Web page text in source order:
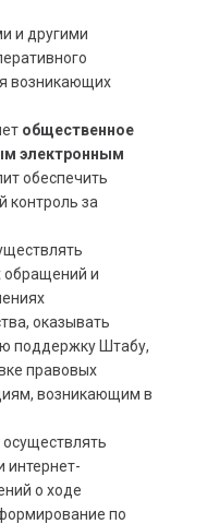
и другими
возникающих
общественное
электронным
обеспечить
контроль за
обращений и
оказывать
поддержку Штабу,
правовых
возникающим в
интернет-
о ходе
по